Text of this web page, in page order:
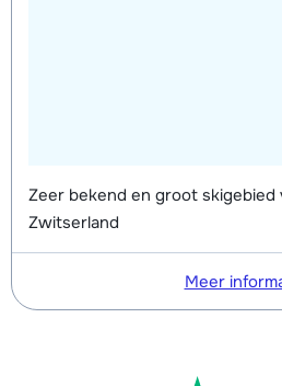
Zeer bekend en groot skigebied
Zwitserland
Meer